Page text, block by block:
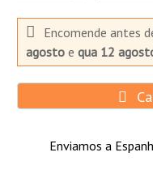
Encomende antes
agostoe qua 12
Enviamos a